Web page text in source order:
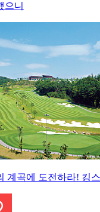
으니
계곡에 도전하라! 킹